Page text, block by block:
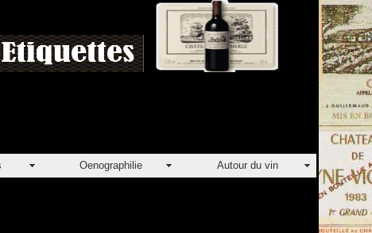
Oenographilie Autour du vin